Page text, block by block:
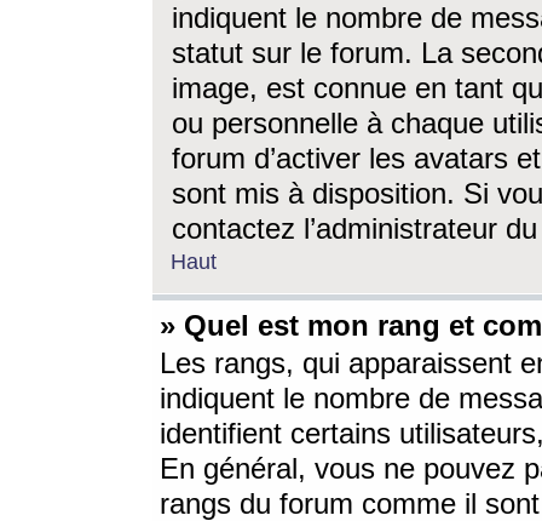
indiquent le nombre de
statut sur le forum. La
image, est connue en tant
ou personnelle à chaque
forum d’activer les avatars
sont mis à disposition. Si
contactez l’administrateur
Haut
» Quel est mon rang et
Les rangs, qui apparaissent
indiquent le nombre de
identifient certains
En général, vous ne pouvez
rangs du forum comme il